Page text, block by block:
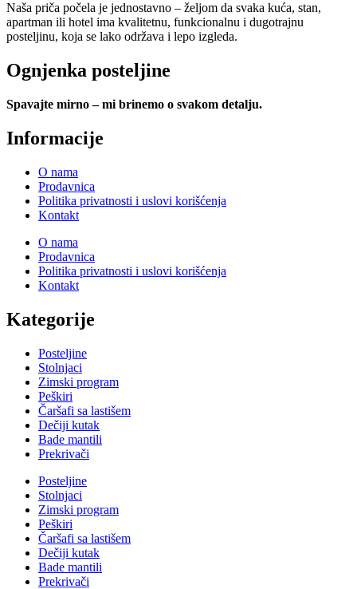
Naša priča počela je jednostavno – željom da svaka kuća, stan,
apartman ili hotel ima kvalitetnu, funkcionalnu i dugotrajnu
posteljinu, koja se lako održava i lepo izgleda.
Ognjenka posteljine
Spavajte mirno – mi brinemo o svakom detalju.
Informacije
O nama
Prodavnica
Politika privatnosti i uslovi korišćenja
Kontakt
O nama
Prodavnica
Politika privatnosti i uslovi korišćenja
Kontakt
Kategorije
Posteljine
Stolnjaci
Zimski program
Peškiri
Čaršafi sa lastišem
Dečiji kutak
Bade mantili
Prekrivači
Posteljine
Stolnjaci
Zimski program
Peškiri
Čaršafi sa lastišem
Dečiji kutak
Bade mantili
Prekrivači